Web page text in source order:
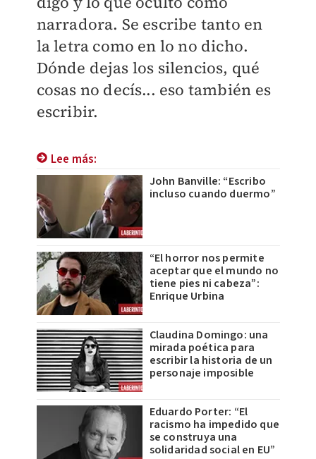
narradora. Se escribe tanto en
la letra como en lo no dicho.
Dónde dejas los silencios, qué
cosas no decís... eso también es
escribir.
Lee más:
John Banville: “Escribo
incluso cuando duermo”
“El horror nos permite
aceptar que el mundo no
tiene pies ni cabeza”:
Enrique Urbina
Claudina Domingo: una
mirada poética para
escribir la historia de un
personaje imposible
Eduardo Porter: “El
racismo ha impedido que
se construya una
solidaridad social en EU”